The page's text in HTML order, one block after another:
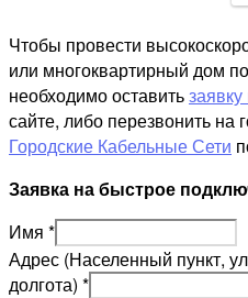
Чтобы провести
или многоквартирный дом
необходимо оставить
сайте, либо перезвонить на
Городские Кабельные Сети
Заявка на быстрое
Имя *
Адрес (Населенный пункт,
долгота) *